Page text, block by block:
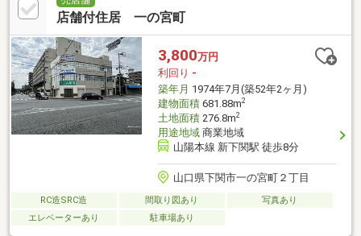
店舗付住居 一の宮町
3,800万円
利回り -
築年月 1974年7月(築52年2ヶ月)
建物面積681.88m2
土地面積276.8m2
用途地域商業地域
山陽本線 新下関駅 徒歩8分
山口県下関市一の宮町２丁目
RC造SRC造 間取り図あり
写真あり
エレベーターあり
駐車場あり